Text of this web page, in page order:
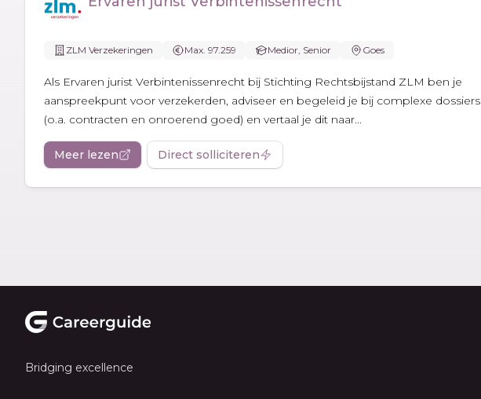
ZLM Verzekeringen Max. 97.259 Medior, Senior Goes
Als Ervaren jurist Verbintenissenrecht bij Stichting Rechtsbijstand ZLM ben je
aanspreekpunt voor verzekerden, adviseer en begeleid je bij complexe dossiers
(o.a. contracten en onroerend goed) en vertaal je dit naar...
Meer lezen Direct solliciteren
Bridging excellence